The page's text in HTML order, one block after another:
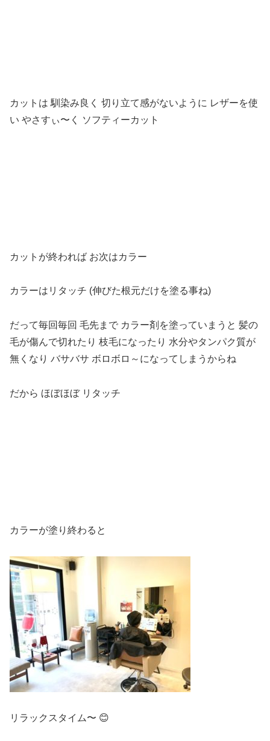
カットは 馴染み良く 切り立て感がないように レザーを使
い やさすぃ〜く ソフティーカット
カットが終われば お次はカラー
カラーはリタッチ (伸びた根元だけを塗る事ね)
だって毎回毎回 毛先まで カラー剤を塗っていまうと 髪の
毛が傷んで切れたり 枝毛になったり 水分やタンパク質が
無くなり バサバサ ボロボロ～になってしまうからね
だから ほぼほぼ リタッチ
カラーが塗り終わると
リラックスタイム〜 😊